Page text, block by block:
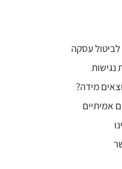
עסקה
מידה?
אמיתיים